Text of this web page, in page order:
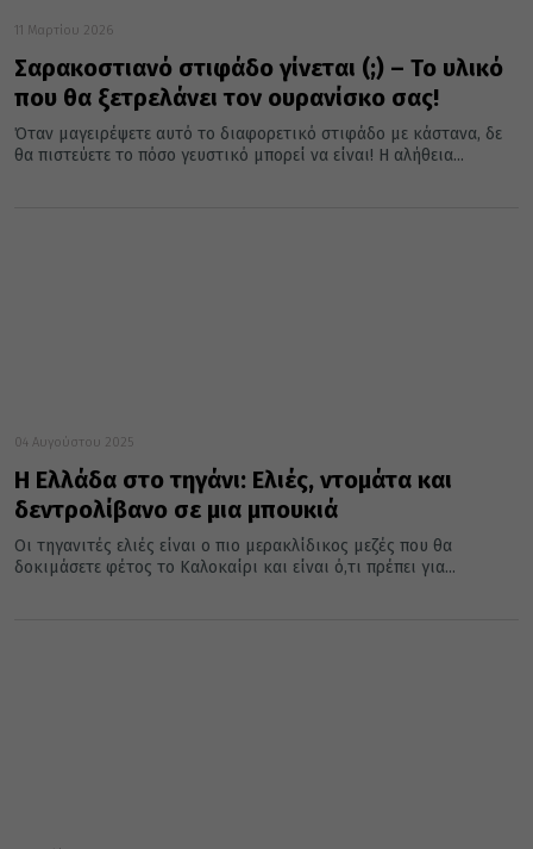
11 Μαρτίου 2026
Σαρακοστιανό στιφάδο γίνεται (;) – Το υλικό
που θα ξετρελάνει τον ουρανίσκο σας!
Όταν μαγειρέψετε αυτό το διαφορετικό στιφάδο με κάστανα, δε
θα πιστεύετε το πόσο γευστικό μπορεί να είναι! Η αλήθεια...
04 Αυγούστου 2025
Η Ελλάδα στο τηγάνι: Ελιές, ντομάτα και
δεντρολίβανο σε μια μπουκιά
Οι τηγανιτές ελιές είναι ο πιο μερακλίδικος μεζές που θα
δοκιμάσετε φέτος το Καλοκαίρι και είναι ό,τι πρέπει για...